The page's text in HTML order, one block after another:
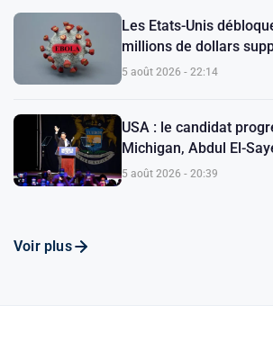
Les Etats-Unis
millions de dollars
la lutte contre Ebola
5 août 2026 - 22:14
USA : le candidat
Michigan, Abdul El-
primaire démocrate
5 août 2026 - 20:39
Voir plus